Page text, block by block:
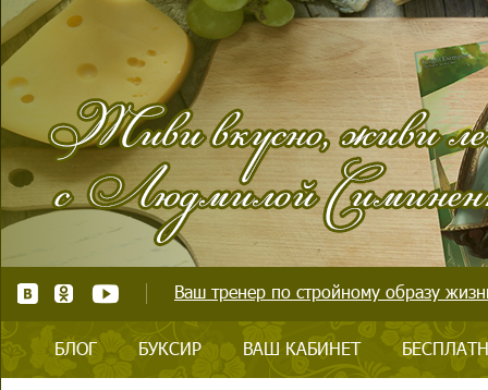
Ваш тренер по стройному образу
БЛОГ БУКСИР ВАШ КАБИНЕТ